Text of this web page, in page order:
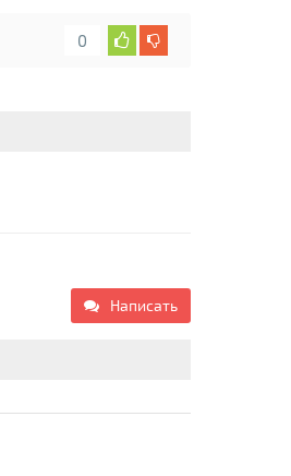
0
Написать